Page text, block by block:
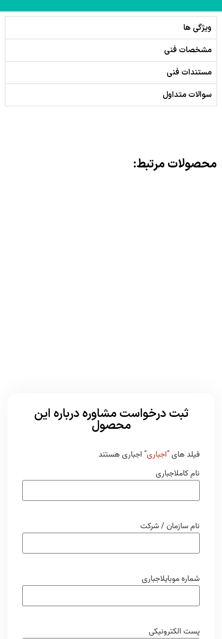
ویژگی ها
مشخصات فنی
مستندات فنی
سوالات متداول
محصولات مرتبط:
ثبت درخواست مشاوره درباره این
محصول
فیلد های "اجباری" اجباری هستند
نام کاملاجباری
نام سازمان / شرکت
شماره موبایلاجباری
پست الکترونیکی